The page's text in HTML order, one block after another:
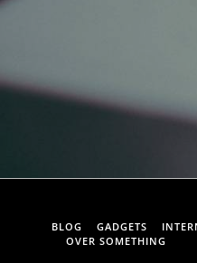
BLOG GADGETS
OVER SOMETHING